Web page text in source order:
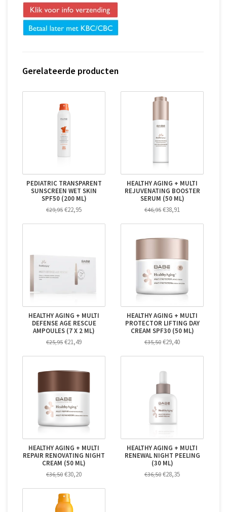
Gerelateerde producten
PEDIATRIC TRANSPARENT
SUNSCREEN WET SKIN
SPF50 (200 ML)
€29,95 €22,95
HEALTHY AGING + MULTI
REJUVENATING BOOSTER
SERUM (50 ML)
€46,95 €38,91
HEALTHY AGING + MULTI
DEFENSE AGE RESCUE
AMPOULES (7 X 2 ML)
€25,95 €21,49
HEALTHY AGING + MULTI
PROTECTOR LIFTING DAY
CREAM SPF30 (50 ML)
€35,50 €29,40
HEALTHY AGING + MULTI
REPAIR RENOVATING NIGHT
CREAM (50 ML)
€36,50 €30,20
HEALTHY AGING + MULTI
RENEWAL NIGHT PEELING
(30 ML)
€36,50 €28,35